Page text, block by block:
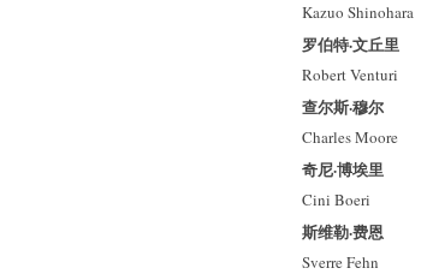
Kazuo Shinohara
罗伯特·文丘里
Robert Venturi
查尔斯·穆尔
Charles Moore
奇尼·博埃里
Cini Boeri
斯维勒·费恩
Sverre Fehn